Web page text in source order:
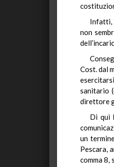
Infatti,
non
Cost. dal
sanitario
direttore
Di qui
un
Pescara,
comma 8,